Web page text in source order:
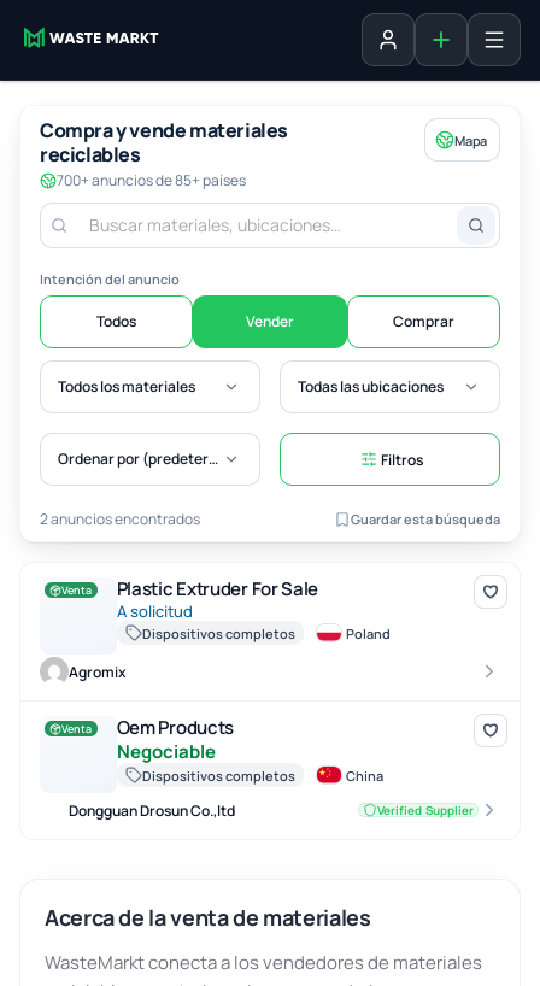
Iniciar sesión
Agregar
Compra y vende materiales
reciclables
700+ anuncios de 85+ países
Mapa
Intención del anuncio
Todos Vender Comprar
Todos los materiales Todas las ubicaciones
Ordenar por (predeterminado) Filtros
2 anuncios encontrados Guardar esta búsqueda
Plastic Extruder For Sale
Venta Plastic Extruder For Sale
A solicitud
Dispositivos completos Poland
Agromix
Oem Products
Venta
Oem Products
Negociable
Dispositivos completos China
Dongguan Drosun Co.,ltd Verified Supplier
Acerca de la venta de materiales
WasteMarkt conecta a los vendedores de materiales